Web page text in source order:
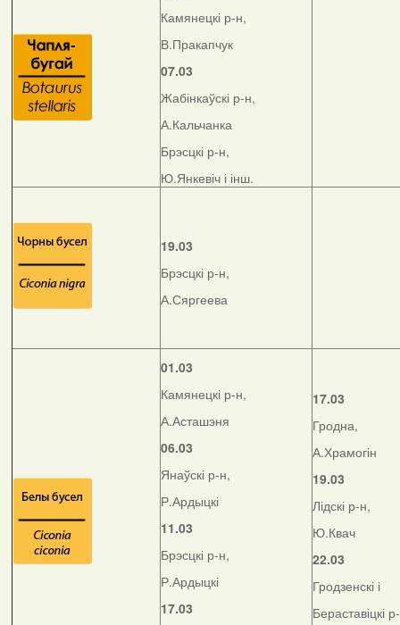
Камянецкі р-н,
В.Пракапчук
07.03
Жабінкаўскі р-н,
А.Кальчанка
Брэсцкі р-н,
Ю.Янкевіч і інш.
19.03
Брэсцкі р-н,
А.Сяргеева
01.03
Камянецкі р-н,
А.Асташэня
06.03
Янаўскі р-н,
Р.Ардыцкі
11.03
Брэсцкі р-н,
Р.Ардыцкі
17.03
17.03
Гродна,
А.Храмогін
19.03
Лідскі р-н,
Ю.Квач
22.03
Гродзенскі і
Бераставіцкі